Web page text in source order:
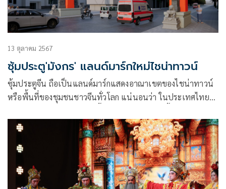
13 ตุลาคม 2567
ซุ้มประตู'มังกร' แลนด์มาร์กใหม่ไชน่าทาวน์
ซุ้มประตูจีน ถือเป็นแลนด์มาร์กแสดงอาณาเขตของไชน่าทาวน์
หรือพื้นที่ของชุมชนชาวจีนทั่วโลก แน่นอนว่า ในประเทศไทยมี
จังหวัด